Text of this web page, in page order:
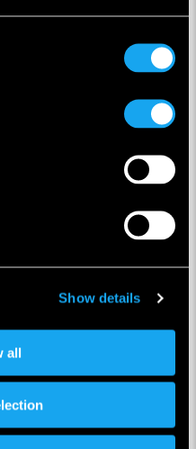
Show details
all